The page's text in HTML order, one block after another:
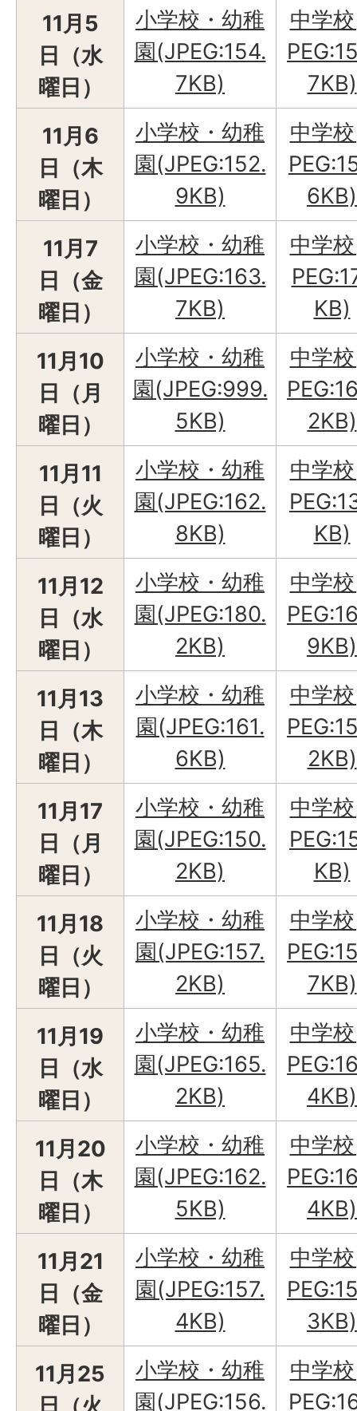
11月5
日（水
曜日）
小学校・幼稚
園(JPEG:154.
7KB)
中学
7KB)
11月6
日（木
曜日）
小学校・幼稚
園(JPEG:152.
9KB)
中学
6KB)
11月7
日（金
曜日）
小学校・幼稚
園(JPEG:163.
7KB)
中学
KB)
11月10
日（月
曜日）
小学校・幼稚
園(JPEG:999.
5KB)
中学
2KB)
11月11
日（火
曜日）
小学校・幼稚
園(JPEG:162.
8KB)
中学
KB)
11月12
日（水
曜日）
小学校・幼稚
園(JPEG:180.
2KB)
中学
9KB)
11月13
日（木
曜日）
小学校・幼稚
園(JPEG:161.
6KB)
中学
2KB)
11月17
日（月
曜日）
小学校・幼稚
園(JPEG:150.
2KB)
中学
KB)
11月18
日（火
曜日）
小学校・幼稚
園(JPEG:157.
2KB)
中学
7KB)
11月19
日（水
曜日）
小学校・幼稚
園(JPEG:165.
2KB)
中学
4KB)
11月20
日（木
曜日）
小学校・幼稚
園(JPEG:162.
5KB)
中学
4KB)
11月21
日（金
曜日）
小学校・幼稚
園(JPEG:157.
4KB)
中学
3KB)
11月25
小学校・幼稚
園(JPEG:156.
中学